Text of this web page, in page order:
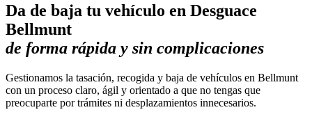
Da de baja tu vehículo en Desguace
Bellmunt
de forma rápida y sin complicaciones
Gestionamos la tasación, recogida y baja de vehículos en Bellmunt
con un proceso claro, ágil y orientado a que no tengas que
preocuparte por trámites ni desplazamientos innecesarios.